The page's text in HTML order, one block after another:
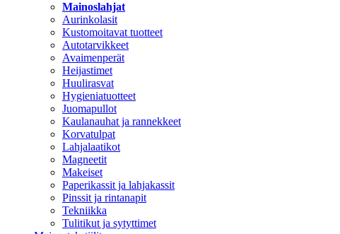
Mainoslahjat
Aurinkolasit
Kustomoitavat tuotteet
Autotarvikkeet
Avaimenperät
Heijastimet
Huulirasvat
Hygieniatuotteet
Juomapullot
Kaulanauhat ja rannekkeet
Korvatulpat
Lahjalaatikot
Magneetit
Makeiset
Paperikassit ja lahjakassit
Pinssit ja rintanapit
Tekniikka
Tulitikut ja sytyttimet